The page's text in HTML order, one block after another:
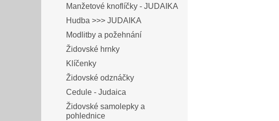
Manžetové knoflíčky - JUDAIKA
Hudba >>> JUDAIKA
Modlitby a požehnání
Židovské hrnky
Klíčenky
Židovské odznáčky
Cedule - Judaica
Židovské samolepky a
pohlednice